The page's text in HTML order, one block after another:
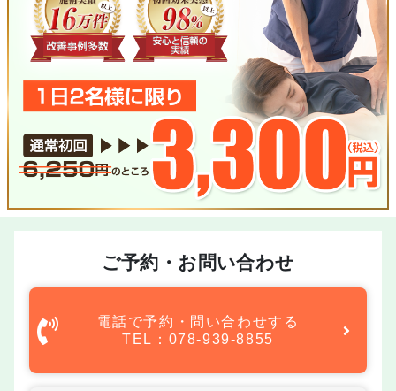
ご予約・お問い合わせ
電話で予約・問い合わせする
TEL：078-939-8855